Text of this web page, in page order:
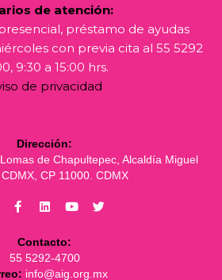
de atención:
préstamo de ayudas
con previa cita al 55 5292
9:30 a 15:00 hrs.
de privacidad
Dirección:
de Chapultepec, Alcaldía Miguel
CP 11000. CDMX
Contacto:
55 5292-4700
info@aig.org.mx